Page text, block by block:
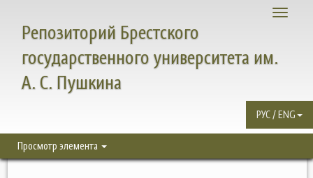
Toggle
Репозиторий Брестского
государственного университета им.
А. С. Пушкина
РУС / ENG
Просмотр элемента